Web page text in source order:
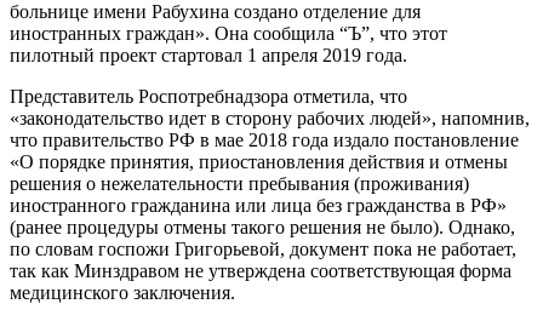
больнице имени Рабухина создано отделение для
иностранных граждан». Она сообщила “Ъ”, что этот
пилотный проект стартовал 1 апреля 2019 года.
Представитель Роспотребнадзора отметила, что
«законодательство идет в сторону рабочих людей», напомнив,
что правительство РФ в мае 2018 года издало постановление
«О порядке принятия, приостановления действия и отмены
решения о нежелательности пребывания (проживания)
иностранного гражданина или лица без гражданства в РФ»
(ранее процедуры отмены такого решения не было). Однако,
по словам госпожи Григорьевой, документ пока не работает,
так как Минздравом не утверждена соответствующая форма
медицинского заключения.